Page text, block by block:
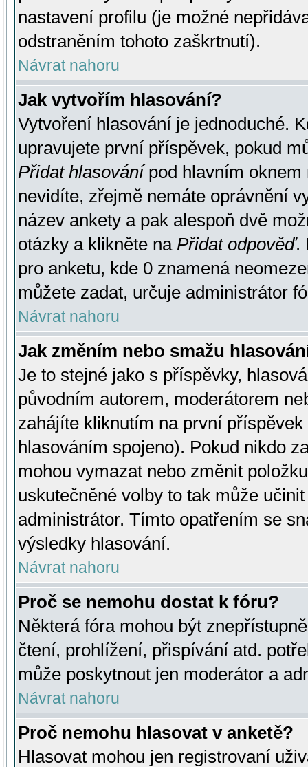
nastavení profilu (je možné
odstraněním tohoto zaškrtnutí).
Návrat nahoru
Jak vytvořím hlasování?
Vytvoření hlasování je jednoduché.
upravujete první příspěvek, pokud
Přidat hlasovánípod hlavním oknem
nevidíte, zřejmě nemáte oprávnění
název ankety a pak alespoň dvě
otázky a klikněte na Přidat odpověď.
pro anketu, kde 0 znamená
můžete zadat, určuje administrátor
Návrat nahoru
Jak změním nebo smažu
Je to stejné jako s příspěvky,
původním autorem, moderátorem
zahájíte kliknutím na první
hlasováním spojeno). Pokud nikdo
mohou vymazat nebo změnit
uskutečněné volby to tak může
administrátor. Tímto opatřením se
výsledky hlasování.
Návrat nahoru
Proč se nemohu dostat k fóru?
Některá fóra mohou být
čtení, prohlížení, přispívání atd.
může poskytnout jen moderátor a
Návrat nahoru
Proč nemohu hlasovat v anketě?
Hlasovat mohou jen registrovaní